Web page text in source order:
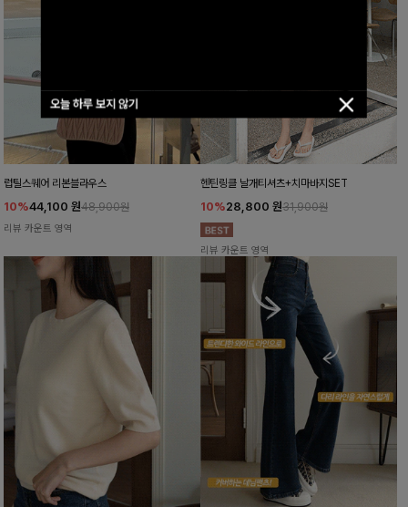
오늘 하루 보지 않기
럽틸스퀘어 리본블라우스
10%44,100 원48,900원
리뷰 카운트 영역
헨틴링클 날개티셔츠+치마바지SET
10%28,800 원31,900원
리뷰 카운트 영역